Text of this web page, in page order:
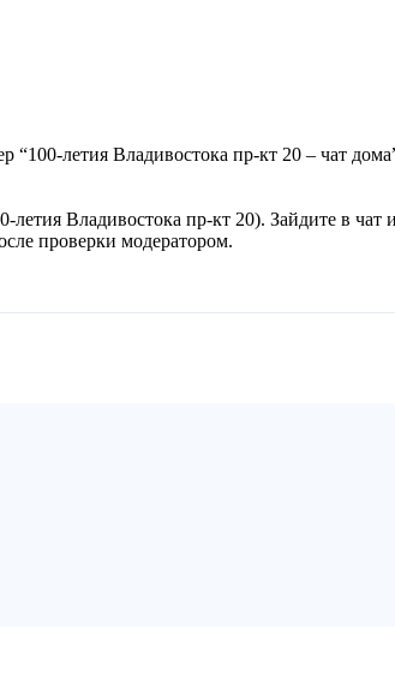
“100-летия Владивостока пр-кт 20 – чат
Владивостока пр-кт 20). Зайдите в
проверки модератором.